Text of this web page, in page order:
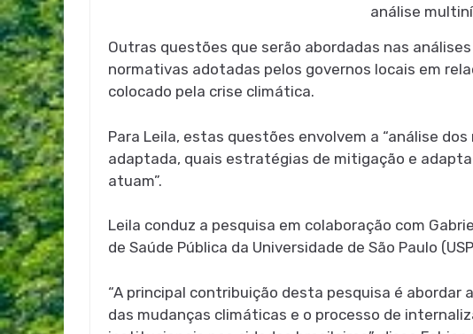
análise
Outras questões que serão abordadas nas
normativas adotadas pelos governos locais em
colocado pela crise climática.
Para Leila, estas questões envolvem a “análise
adaptada, quais estratégias de mitigação e
atuam”.
Leila conduz a pesquisa em colaboração com
de Saúde Pública da Universidade de São Paulo
“A principal contribuição desta pesquisa é abordar
das mudanças climáticas e o processo de